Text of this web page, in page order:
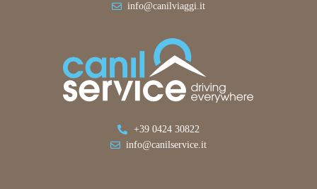
info@canilviaggi.it
+39 0424 30822
info@canilservice.it